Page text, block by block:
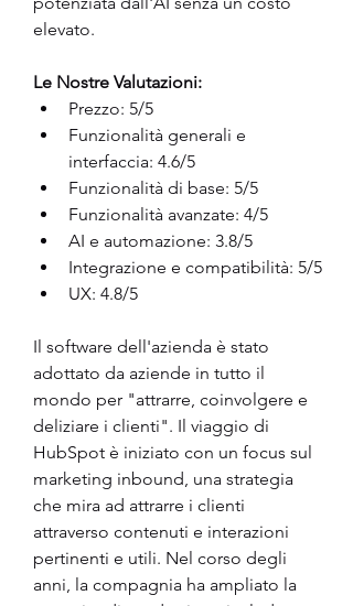
elevato.
Le Nostre Valutazioni:
Prezzo: 5/5
Funzionalità generali e
interfaccia: 4.6/5
Funzionalità di base: 5/5
Funzionalità avanzate: 4/5
AI e automazione: 3.8/5
Integrazione e compatibilità: 5/5
UX: 4.8/5
Il software dell'azienda è stato
adottato da aziende in tutto il
mondo per "attrarre, coinvolgere e
deliziare i clienti". Il viaggio di
HubSpot è iniziato con un focus sul
marketing inbound, una strategia
che mira ad attrarre i clienti
attraverso contenuti e interazioni
pertinenti e utili. Nel corso degli
anni, la compagnia ha ampliato la